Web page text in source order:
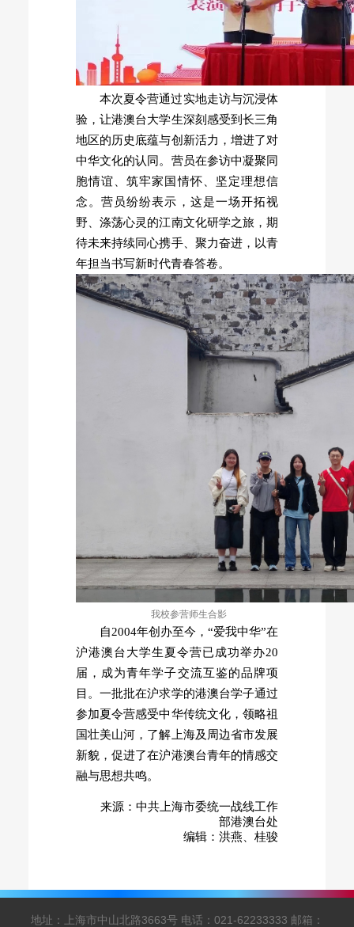
本次夏令营通过实地走访与沉浸体
验，让港澳台大学生深刻感受到长三角
地区的历史底蕴与创新活力，增进了对
中华文化的认同。营员在参访中凝聚同
胞情谊、筑牢家国情怀、坚定理想信
念。营员纷纷表示，这是一场开拓视
野、涤荡心灵的江南文化研学之旅，期
待未来持续同心携手、聚力奋进，以青
年担当书写新时代青春答卷。
我校参营师生合影
自2004年创办至今，“爱我中华”在
沪港澳台大学生夏令营已成功举办20
届，成为青年学子交流互鉴的品牌项
目。一批批在沪求学的港澳台学子通过
参加夏令营感受中华传统文化，领略祖
国壮美山河，了解上海及周边省市发展
新貌，促进了在沪港澳台青年的情感交
融与思想共鸣。
来源：中共上海市委统一战线工作
部港澳台处
编辑：洪燕、桂骏
地址：上海市中山北路3663号 电话：021-62233333 邮箱：